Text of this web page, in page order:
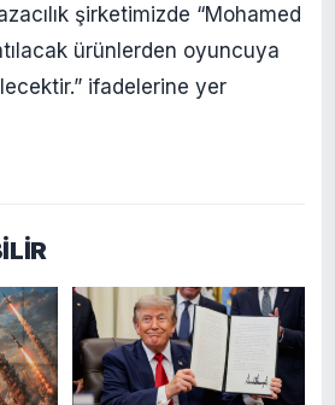
şirketimizde “Mohamed
ürünlerden oyuncuya
ifadelerine yer